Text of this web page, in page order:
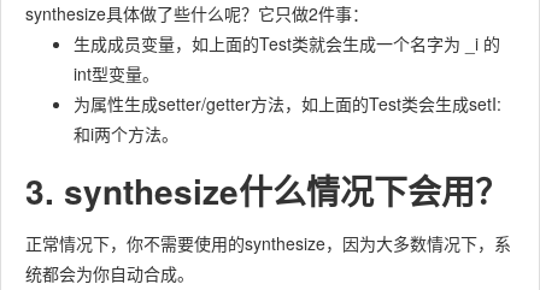
synthesize具体做了些什么呢？它只做2件事：
生成成员变量，如上面的Test类就会生成一个名字为 _i 的
int型变量。
为属性生成setter/getter方法，如上面的Test类会生成setI:
和i两个方法。
3. synthesize什么情况下会用？
正常情况下，你不需要使用的synthesize，因为大多数情况下，系
统都会为你自动合成。